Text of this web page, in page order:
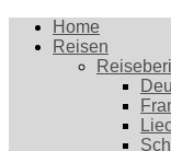
Home
Reisen